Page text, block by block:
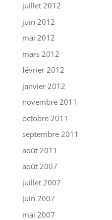
juillet 2012
juin 2012
mai 2012
mars 2012
février 2012
janvier 2012
novembre 2011
octobre 2011
septembre 2011
août 2011
août 2007
juillet 2007
juin 2007
mai 2007